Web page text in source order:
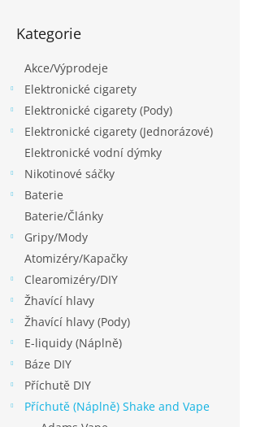
kategorie
Kategorie
Akce/Výprodeje
Elektronické cigarety
Elektronické cigarety (Pody)
Elektronické cigarety (Jednorázové)
Elektronické vodní dýmky
Nikotinové sáčky
Baterie
Baterie/Články
Gripy/Mody
Atomizéry/Kapačky
Clearomizéry/DIY
Žhavící hlavy
Žhavící hlavy (Pody)
E-liquidy (Náplně)
Báze DIY
Příchutě DIY
Příchutě (Náplně) Shake and Vape